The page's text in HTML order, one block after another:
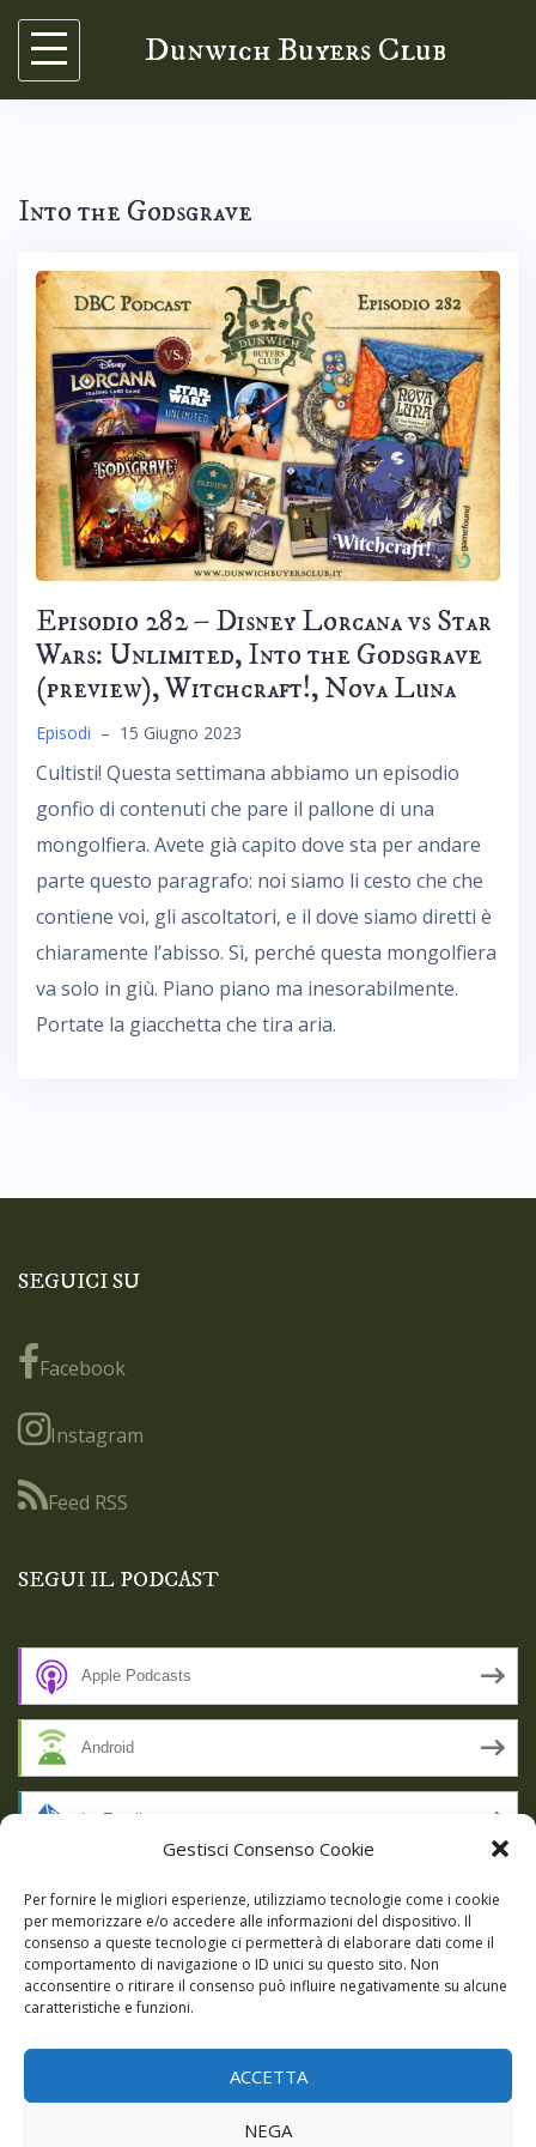
Gestisci Consenso Cookie
Per fornire le migliori esperienze, utilizziamo tecnologie come i cookie
per memorizzare e/o accedere alle informazioni del dispositivo. Il
consenso a queste tecnologie ci permetterà di elaborare dati come il
comportamento di navigazione o ID unici su questo sito. Non
acconsentire o ritirare il consenso può influire negativamente su alcune
caratteristiche e funzioni.
ACCETTA
NEGA
Skip
content
Dunwich Buyers Club
Into the Godsgrave
Episodio 282 – Disney Lorcana vs Star
Wars: Unlimited, Into the Godsgrave
(preview), Witchcraft!, Nova Luna
Episodi – 15 Giugno 2023
Cultisti! Questa settimana abbiamo un episodio
gonfio di contenuti che pare il pallone di una
mongolfiera. Avete già capito dove sta per andare
parte questo paragrafo: noi siamo li cesto che che
contiene voi, gli ascoltatori, e il dove siamo diretti è
chiaramente l’abisso. Sì, perché questa mongolfiera
va solo in giù. Piano piano ma inesorabilmente.
Portate la giacchetta che tira aria.
SEGUICI SU
Facebook
Instagram
Feed RSS
SEGUI IL PODCAST
Apple Podcasts
Android
by Email
RSS
SSL SECURE
|Theme: